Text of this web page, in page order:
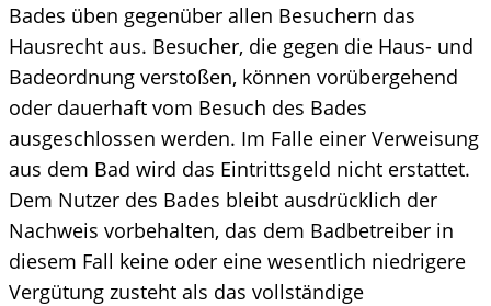
Bades üben gegenüber allen Besuchern das
Hausrecht aus. Besucher, die gegen die Haus- und
Badeordnung verstoßen, können vorübergehend
oder dauerhaft vom Besuch des Bades
ausgeschlossen werden. Im Falle einer Verweisung
aus dem Bad wird das Eintrittsgeld nicht erstattet.
Dem Nutzer des Bades bleibt ausdrücklich der
Nachweis vorbehalten, das dem Badbetreiber in
diesem Fall keine oder eine wesentlich niedrigere
Vergütung zusteht als das vollständige